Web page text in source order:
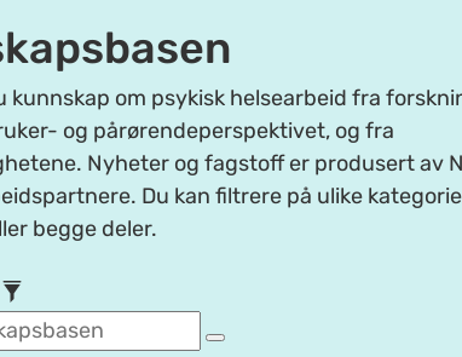
kunnskap om psykisk helsearbeid fra
og pårørendeperspektivet, og fra
Nyheter og fagstoff er produsert av
Du kan filtrere på ulike
begge deler.